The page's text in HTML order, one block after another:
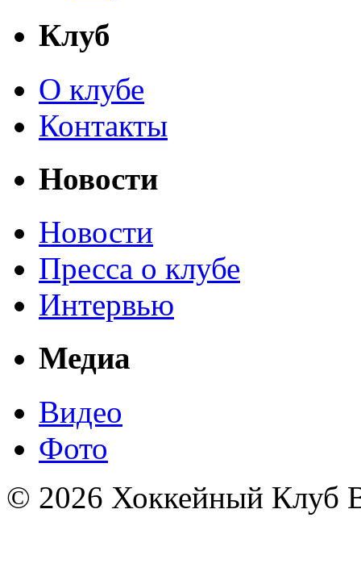
Клуб
О клубе
Контакты
Новости
Новости
Пресса о клубе
Интервью
Медиа
Видео
Фото
© 2026 Хоккейный Клуб